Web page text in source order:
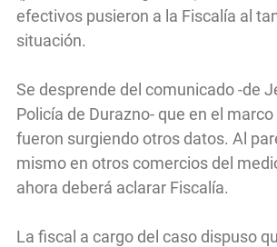
efectivos pusieron a la Fiscalía al
situación.
Se desprende del comunicado -de
Policía de Durazno- que en el
fueron surgiendo otros datos. Al
mismo en otros comercios del
ahora deberá aclarar Fiscalía.
La fiscal a cargo del caso dispuso